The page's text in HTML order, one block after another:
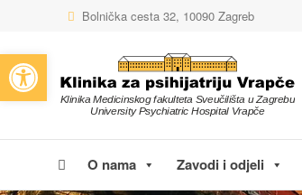
Open toolbar
Bolnička cesta 32, 10090 Zagreb
O nama Zavodi i odjeli